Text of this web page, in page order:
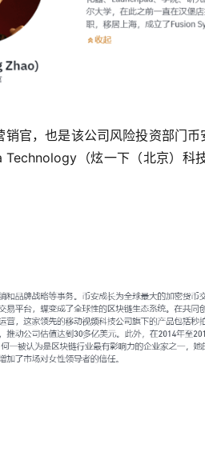
销官，也是该公司风险投资部门
（炫一下（北京）科